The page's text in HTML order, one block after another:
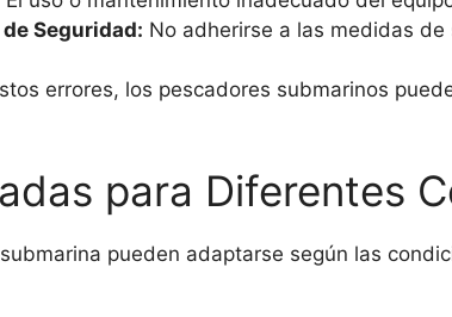
Seguridad: No adherirse a las medidas
errores, los pescadores submarinos
para Diferentes
pueden adaptarse según las